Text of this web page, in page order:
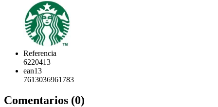
Referencia
6220413
ean13
7613036961783
Comentarios (0)